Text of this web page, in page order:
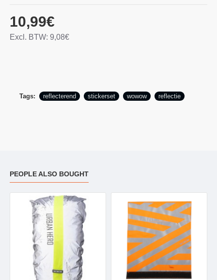
10,99€
Excl. BTW: 9,08€
Tags: reflecterend stickerset wowow reflectie
PEOPLE ALSO BOUGHT